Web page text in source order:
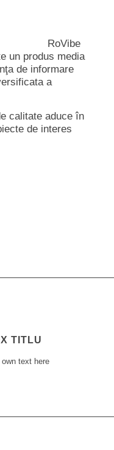
RoVibe
un produs media
de informare
a
calitate aduce în
de interes
TITLU
text here